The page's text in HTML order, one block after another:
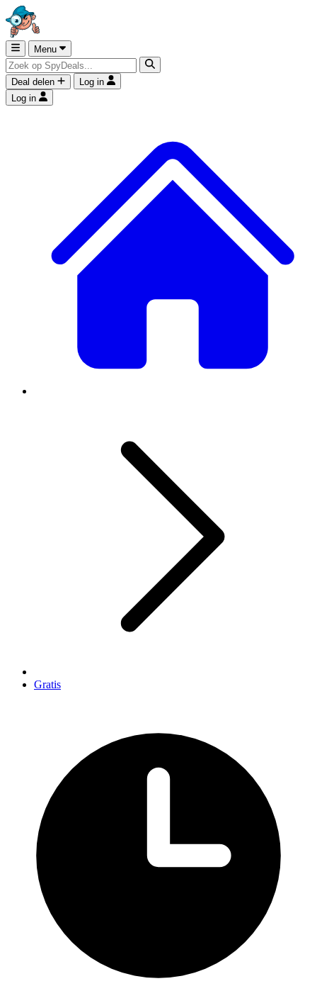
Menu
Deal delen
Log in
Log in
Gratis